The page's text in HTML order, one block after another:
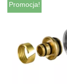
Promocja!